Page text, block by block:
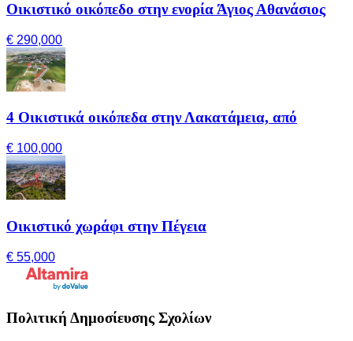
Οικιστικό οικόπεδο στην ενορία Άγιος Αθανάσιος
€ 290,000
4 Οικιστικά οικόπεδα στην Λακατάμεια, από
€ 100,000
Οικιστικό χωράφι στην Πέγεια
€ 55,000
Πολιτική Δημοσίευσης Σχολίων